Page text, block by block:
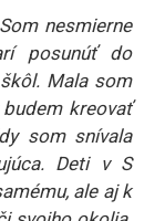
nesmierne
posunúť do
Mala som
kreovať
som snívala
Deti v S
ale aj k